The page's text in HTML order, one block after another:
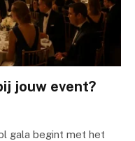
jouw event?
gala begint met het